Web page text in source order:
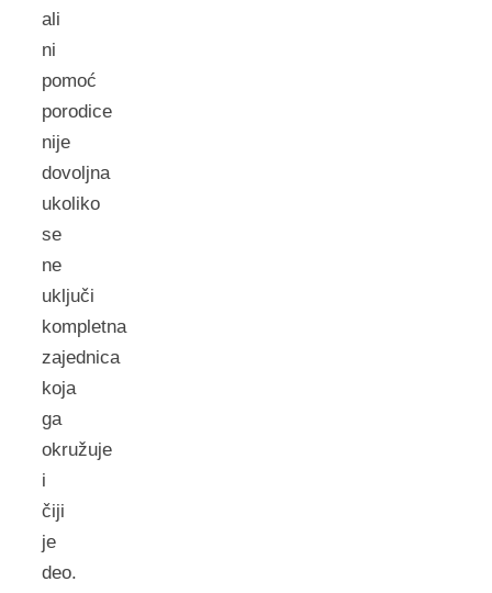
ali
ni
pomoć
porodice
nije
dovoljna
ukoliko
se
ne
uključi
kompletna
zajednica
koja
ga
okružuje
i
čiji
je
deo.